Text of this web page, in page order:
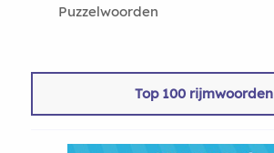
Puzzelwoorden
Top 100 rijmwoorden